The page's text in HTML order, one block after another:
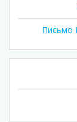
Письмо